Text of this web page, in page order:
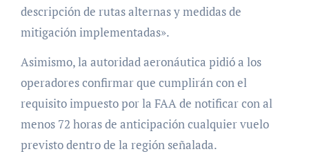
descripción de rutas alternas y medidas de
mitigación implementadas».
Asimismo, la autoridad aeronáutica pidió a los
operadores confirmar que cumplirán con el
requisito impuesto por la FAA de notificar con al
menos 72 horas de anticipación cualquier vuelo
previsto dentro de la región señalada.